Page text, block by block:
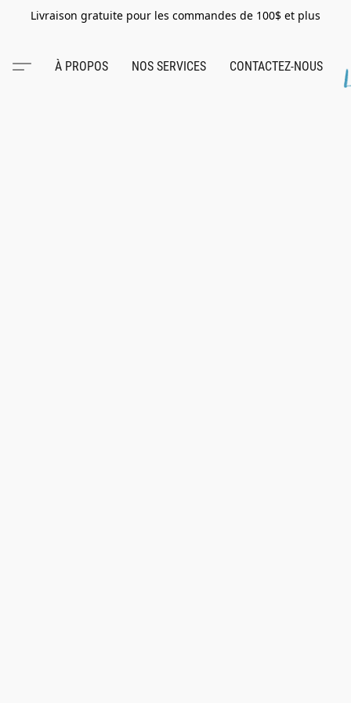
Livraison gratuite pour les commandes de 100$ et plus
À PROPOS NOS SERVICES CONTACTEZ-NOUS